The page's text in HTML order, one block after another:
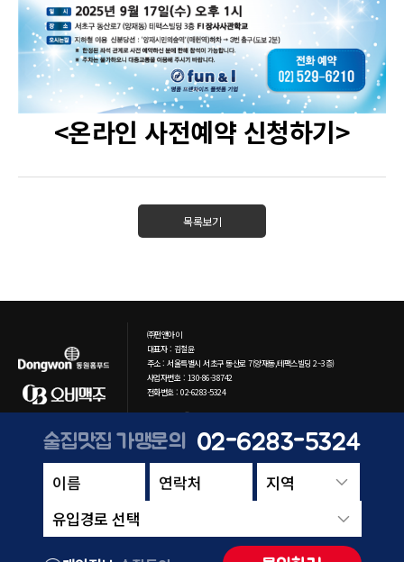
술집맛집 가맹문의 02-6283-5324
유입경로 선택
<온라인 사전예약 신청하기>
목록보기
㈜펀앤아이
대표자 : 김철윤
주소 : 서울특별시 서초구 동산로 7(양재동,테팩스빌딩 2~3층)
사업자번호 : 130-86-38742
전화번호 : 02-6283-5324
Copyright ⓒ 2021 funni Co. All rights reserved.